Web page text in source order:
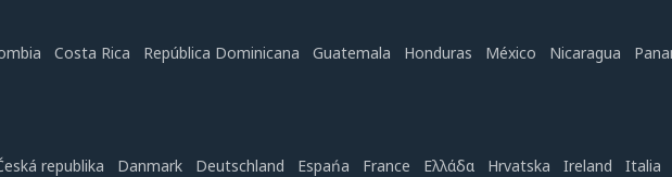
Costa Rica República Dominicana Guatemala Honduras México Nicaragua
republika Danmark Deutschland Espańa France Ελλάδα Hrvatska Ireland
Italia